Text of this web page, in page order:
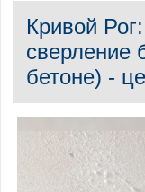
Кривой
сверление
бетоне) -